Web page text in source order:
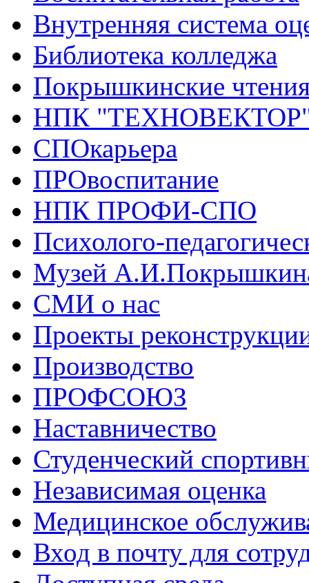
Внутренняя система
Библиотека колледжа
Покрышкинские
НПК
СПОкарьера
ПРОвоспитание
НПК ПРОФИ-СПО
Психолого-
Музей
СМИ о нас
Проекты
Производство
ПРОФСОЮЗ
Наставничество
Студенческий
Независимая оценка
Медицинское
Вход в почту для